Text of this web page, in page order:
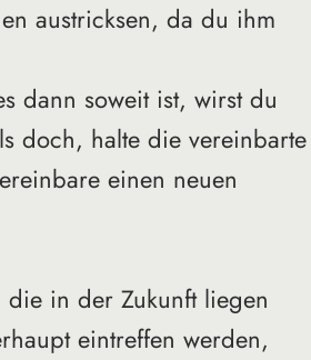
austricksen, da du ihm
dann soweit ist, wirst du
doch, halte die vereinbarte
einen neuen
in der Zukunft liegen
eintreffen werden,